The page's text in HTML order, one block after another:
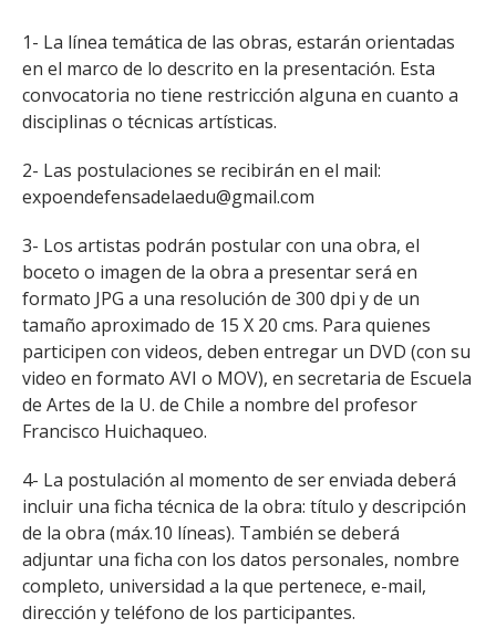
1- La línea temática de las obras, estarán orientadas
en el marco de lo descrito en la presentación. Esta
convocatoria no tiene restricción alguna en cuanto a
disciplinas o técnicas artísticas.
2- Las postulaciones se recibirán en el mail:
expoendefensadelaedu@gmail.com
3- Los artistas podrán postular con una obra, el
boceto o imagen de la obra a presentar será en
formato JPG a una resolución de 300 dpi y de un
tamaño aproximado de 15 X 20 cms. Para quienes
participen con videos, deben entregar un DVD (con su
video en formato AVI o MOV), en secretaria de Escuela
de Artes de la U. de Chile a nombre del profesor
Francisco Huichaqueo.
4- La postulación al momento de ser enviada deberá
incluir una ficha técnica de la obra: título y descripción
de la obra (máx.10 líneas). También se deberá
adjuntar una ficha con los datos personales, nombre
completo, universidad a la que pertenece, e-mail,
dirección y teléfono de los participantes.